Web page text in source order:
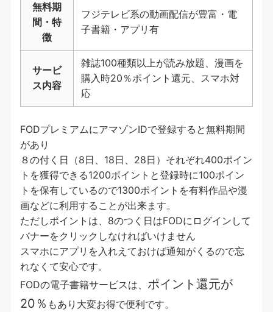
無料期
間・特
徴
フジテレビ系の動画配信が豊富・電
子書籍・アプリ有
サービ
ス内容
雑誌100種類以上が読み放題、漫画を
購入時20％ポイント還元、スマホ対
応
FODプレミアムにアマゾンIDで登録すると無料期間
があり
８の付く日（8日、18日、28日）それぞれ400ポイン
トを獲得できる1200ポイントと登録時に100ポイン
トを保有しているので1300ポイントを有料作品や漫
画などに利用することが出来ます。
ただしポイントは、8のつく日はFODにログインして
バナーをクリックしなければいけません
スマホにアプリを入れえておけば通知がくるので忘
れなくて安心です。
FODの電子書籍サービスは、 ポイント還元が
20％ もあり大変お得で便利です。